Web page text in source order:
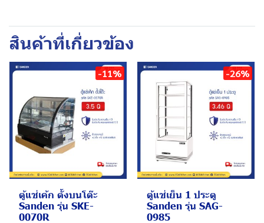
สินค้าที่เกี่ยวข้อง
-11%
ตู้แช่เค้ก ตั้งบนโต๊ะ
Sanden รุ่น SKE-
0070R
-26%
ตู้แช่เย็น 1 ประตู
Sanden รุ่น SAG-
0985